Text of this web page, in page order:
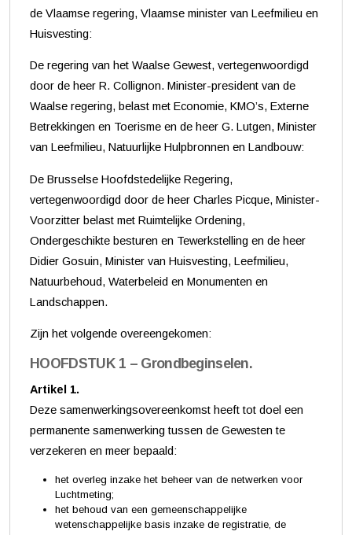
de Vlaamse regering, Vlaamse minister van Leefmilieu en
Huisvesting:
De regering van het Waalse Gewest, vertegenwoordigd
door de heer R. Collignon. Minister-president van de
Waalse regering, belast met Economie, KMO’s, Externe
Betrekkingen en Toerisme en de heer G. Lutgen, Minister
van Leefmilieu, Natuurlijke Hulpbronnen en Landbouw:
De Brusselse Hoofdstedelijke Regering,
vertegenwoordigd door de heer Charles Picque, Minister-
Voorzitter belast met Ruimtelijke Ordening,
Ondergeschikte besturen en Tewerkstelling en de heer
Didier Gosuin, Minister van Huisvesting, Leefmilieu,
Natuurbehoud, Waterbeleid en Monumenten en
Landschappen.
Zijn het volgende overeengekomen:
HOOFDSTUK 1 – Grondbeginselen.
Artikel 1.
Deze samenwerkingsovereenkomst heeft tot doel een
permanente samenwerking tussen de Gewesten te
verzekeren en meer bepaald:
het overleg inzake het beheer van de netwerken voor
Luchtmeting;
het behoud van een gemeenschappelijke
wetenschappelijke basis inzake de registratie, de